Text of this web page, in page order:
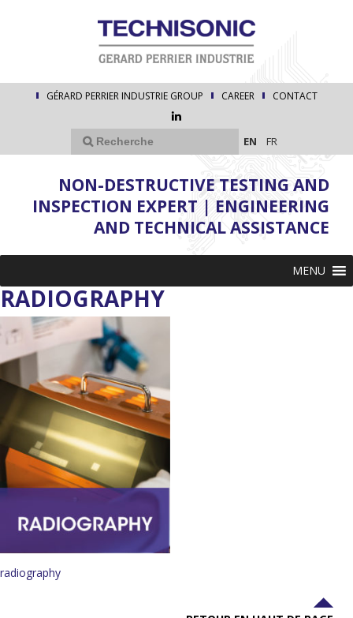
GÉRARD PERRIER INDUSTRIE GROUP CAREER CONTACT
EN FR
NON-DESTRUCTIVE TESTING AND
INSPECTION EXPERT | ENGINEERING
AND TECHNICAL ASSISTANCE
MENU
RADIOGRAPHY
radiography